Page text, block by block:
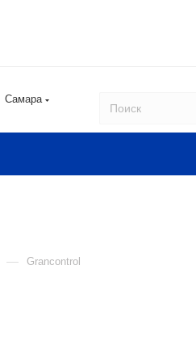
Самара
— Grancontrol